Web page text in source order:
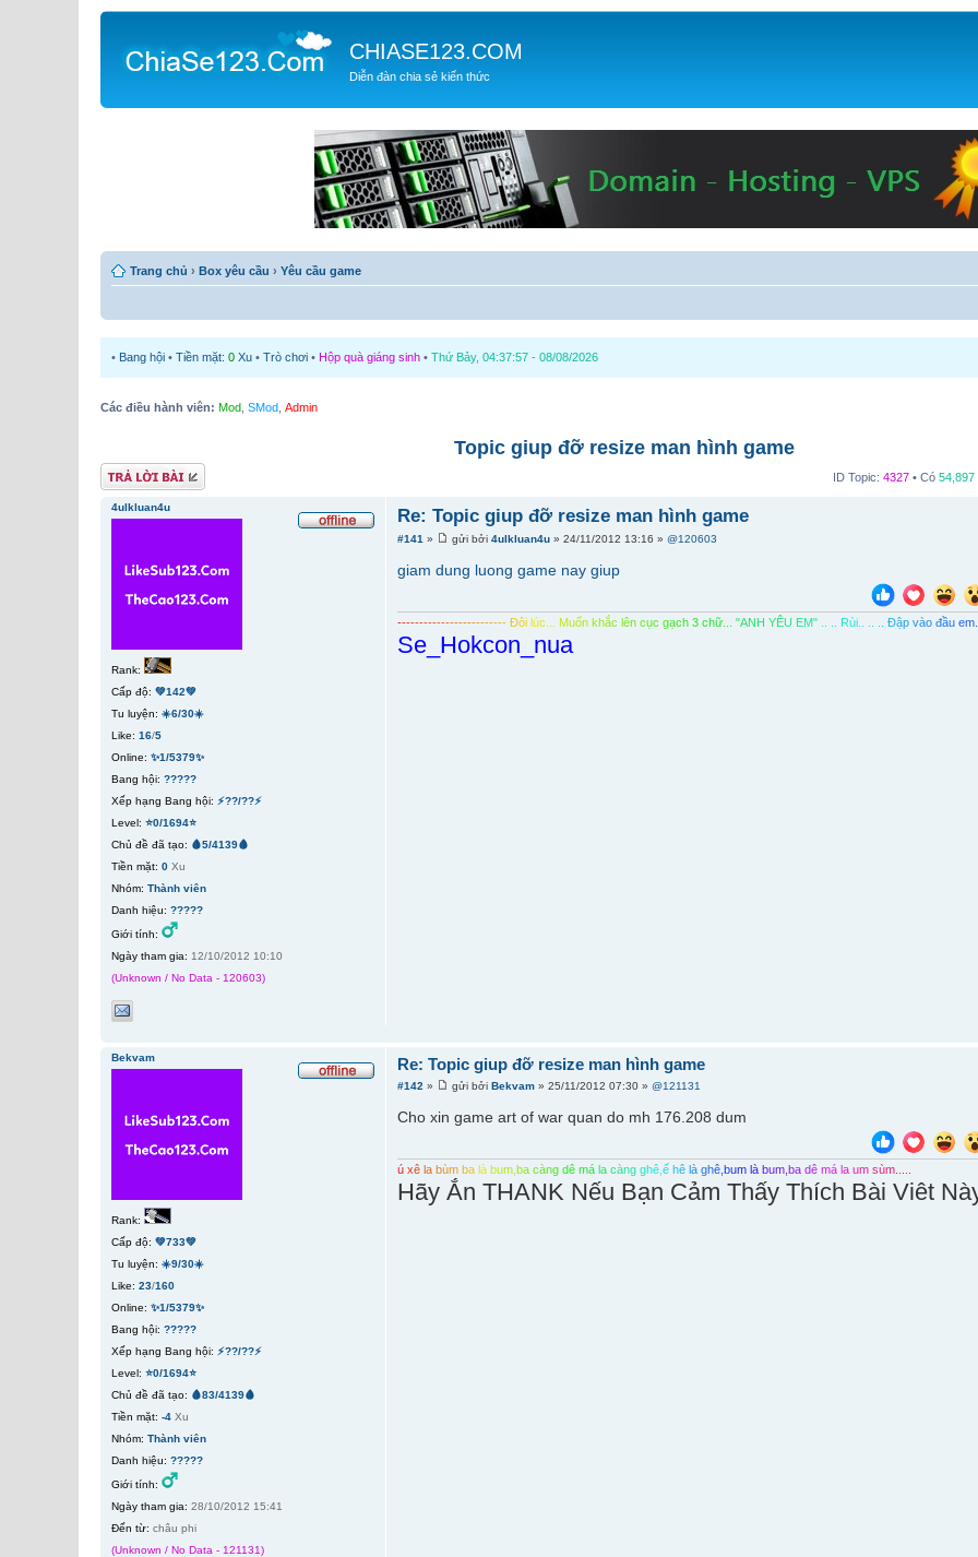
CHIASE123.COM
Diễn đàn chia sẻ kiến thức
Trang chủ › Box yêu cầu › Yêu cầu game
• Bang hội • Tiền mặt: 0 Xu • Trò chơi • Hộp quà giáng sinh • Thứ Bảy, 04:37:57 - 08/08/2026
Các điều hành viên: Mod SMod Admin
Topic giup đỡ resize man hình game
Gửi bài trả lời ID Topic: 4327 • Có 54,897
Re: Topic giup đỡ resize man hình game
#141 » gửi bởi4ulkluan4u » 24/11/2012 13:16 »@120603
giam dung luong game nay giup
------------------------- Đôi lúc Muốn khắc lên cục gạch 3 chữ "AN H YÊU EM" Rùi Đập vào đầu em
Se_Hokcon_nua
4ulkluan4u
Rank:
Cấp độ: 💚142💚
Tu luyện: ☀️6/30☀️
Like: 16/5
Online: ✨1/5379✨
Bang hội: ?????
Xếp hạng Bang hội: ⚡??/??⚡
Level: ⭐0/1694⭐
Chủ đề đã tạo: 🩸5/4139🩸
Tiền mặt: 0 Xu
Nhóm: Thành viên
Danh hiệu: ?????
Giới tính:
Ngày tham gia: 12/10/2012 10:10
(Unknown / No Data - 120603)
Re: Topic giup đỡ resize man hình game
#142 » gửi bởiBekvam » 25/11/2012 07:30 »@121131
Cho xin game art of war quan do mh 176.208 dum
ú xê la bùm ba là bum ,ba càng dê má la càng ghê ,ế hê là ghê ,bum là bum ,ba dê má la um sùm
Hãy Ắn THANK Nếu Bạn Cảm Thấy Thích Bài Viêt
Bekvam
Rank:
Cấp độ: 💚733💚
Tu luyện: ☀️9/30☀️
Like: 23/160
Online: ✨1/5379✨
Bang hội: ?????
Xếp hạng Bang hội: ⚡??/??⚡
Level: ⭐0/1694⭐
Chủ đề đã tạo: 🩸83/4139🩸
Tiền mặt: -4 Xu
Nhóm: Thành viên
Danh hiệu: ?????
Giới tính:
Ngày tham gia: 28/10/2012 15:41
Đến từ: châu phi
(Unknown / No Data - 121131)